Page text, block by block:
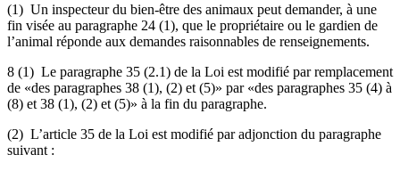
(1) Un inspecteur du bien-être des animaux peut demander, à une
fin visée au paragraphe 24 (1), que le propriétaire ou le gardien de
l’animal réponde aux demandes raisonnables de renseignements.
8 (1) Le paragraphe 35 (2.1) de la Loi est modifié par remplacement
de «des paragraphes 38 (1), (2) et (5)» par «des paragraphes 35 (4) à
(8) et 38 (1), (2) et (5)» à la fin du paragraphe.
(2) L’article 35 de la Loi est modifié par adjonction du paragraphe
suivant :